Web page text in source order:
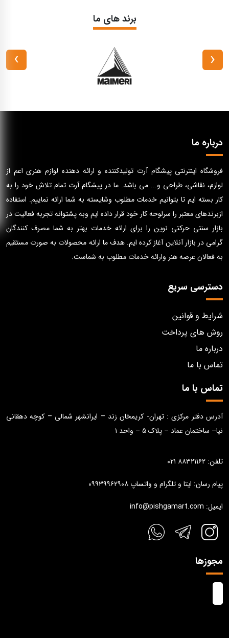
برند های ما
‹
›
درباره ما
فروشگاه اینترنتی پیشگام آرت تولیدکننده و ارائه دهنده لوازم هنری اعم از
لوازم، نقاشی، طراحی و... می باشد. ما در پیشگام آرت تمام تلاش خود را به
کار بسته ایم تا بتوانیم خدمات مطلوب وشایسته به شما ارائه نماییم. استفاده
ازبرندهای معتبر را سرلوحه کار خود قرار داده ایم وبه پشتوانه تجربه فعالیت در
بازار سنتی حرکتی نوین را برای ارائه خدمات بهتر به شما مصرف کنندگان
گرامی در بازار آنلاین آغاز کرده ایم. هدف ما ارائه محصولات به صورت مستقیم
به فعالان عرصه هنر وارائه خدمات مطلوب به شماست.
دسترسی سریع
شرایط و قوانین
روش های پرداخت
درباره ما
تماس با ما
تماس با ما
آدرس دفتر مرکزی : تهران- کریمخان زند – ایرانشهر شمالی – کوچه دهقانی
نیا– ساختمان عماد – پلاک ۵ – واحد ۱
تلفن: ۸۸۳۲۱۱۶۲ ۰۲۱
پیام رسان: ایتا و تلگرام و واتساپ ۰۹۹۳۹۹۶۲۹۰۸
ایمیل: info@pishgamart.com
مجوزها